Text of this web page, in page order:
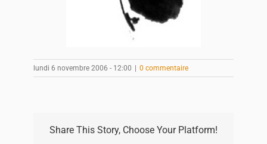
lundi 6 novembre 2006 - 12:00 0 commentaire
Share This Story, Choose Your Platform!